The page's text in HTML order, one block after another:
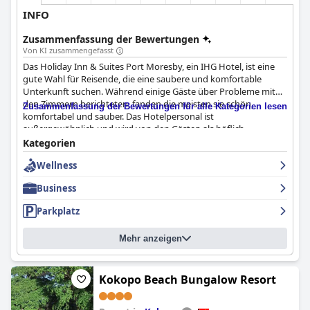
INFO
Zusammenfassung der Bewertungen
Von KI zusammengefasst
Das Holiday Inn & Suites Port Moresby, ein IHG Hotel, ist eine
gute Wahl für Reisende, die eine saubere und komfortable
Unterkunft suchen. Während einige Gäste über Probleme mit
den Zimmern berichteten, fanden die meisten sie schön,
komfortabel und sauber. Das Hotelpersonal ist
außergewöhnlich und wird von den Gästen als höflich,
hilfsbereit und außergewöhnlich beschrieben. Die Einrichtungen
des Hotels waren ausgezeichnet, obwohl es einige Probleme mit
Mücken gab und der Swimmingpool mehr Aufmerksamkeit bei
einladenden und komfortablen Aufenthalt mit hervorragendem
Personal und Einrichtungen.
Zusammenfassung der Bewertungen für alle Kategorien lesen
Kategorien
Wellness
Business
Parkplatz
Mehr anzeigen
Kokopo Beach Bungalow Resort